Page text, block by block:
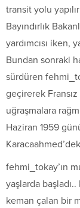
transit yolu
Bayındırlık
yardımcısı iken,
Bundan sonraki
sürdüren
geçirerek Fransız
uğraşmalara
Haziran 1959
fehmi_tokay’ın
yaşlarda
keman çalan bir